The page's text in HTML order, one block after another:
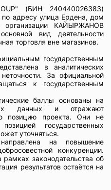
(БИН 240440026383)
адресу улица Ердена, дом
организации КАЙЫРЖАНОВ
вид деятельности
торговля вне магазинов.
государственным
в аналитических
За официальной
к государственным
баллы основаны на
данных и отражают
позицию проекта. Они не
государственных
уточняться.
на повышение
конкуренции.
законодательства об
результатов остаётся на